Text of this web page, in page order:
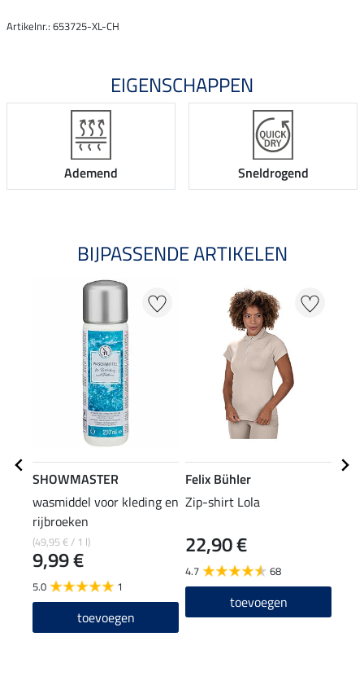
Artikelnr.: 653725-XL-CH
EIGENSCHAPPEN
Ademend Sneldrogend
BIJPASSENDE ARTIKELEN
SHOWMASTER
wasmiddel voor kleding en
rijbroeken
(49,95 € / 1 l)
9,99 €
5.0 1
toevoegen
Felix Bühler
Zip-shirt Lola
22,90 €
4.7 68
toevoegen